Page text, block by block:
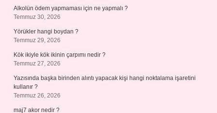
Alkolün ödem yapmaması için ne yapmalı ?
Temmuz 30, 2026
Yörükler hangi boydan ?
Temmuz 29, 2026
Kök ikiyle kök ikinin çarpımı nedir ?
Temmuz 27, 2026
Yazısında başka birinden alıntı yapacak kişi hangi noktalama işaretini
kullanır ?
Temmuz 26, 2026
maj7 akor nedir ?